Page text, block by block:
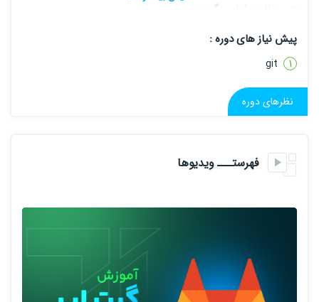
مفاهیم اساسی گیت:
o نسخه‌بندی کد و مفاهیم اساسی گیت (چگونه کدها را مرتب کنیم
بدون اینکه بشکنند!)
o ایجاد و مدیریت مخازن (و فهمیدن اینکه این مخازن چاه نفت
نیستند!)
کاربردهای پیشرفته:
o استفاده از ابزارهای گیت‌لب برای مدیریت پروژه‌ها و تسک‌ها (مثل
پیش نیاز های دوره :
git
نظرهای دوره
فهرستـــ ویدیوها